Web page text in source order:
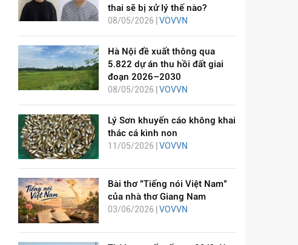
thai sẽ bị xử lý thế nào?
08/05/2026 | VOVVN
Hà Nội đề xuất thông qua
5.822 dự án thu hồi đất giai
đoạn 2026–2030
08/05/2026 | VOVVN
Lý Sơn khuyến cáo không khai
thác cá kình non
11/05/2026 | VOVVN
Bài thơ "Tiếng nói Việt Nam"
của nhà thơ Giang Nam
03/06/2026 | VOVVN